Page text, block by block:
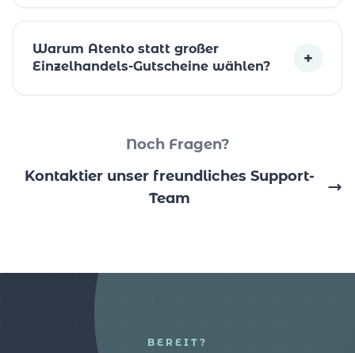
Warum Atento statt großer
Einzelhandels-Gutscheine wählen?
+
Noch Fragen?
Kontaktier unser freundliches Support-
Team
BEREIT?